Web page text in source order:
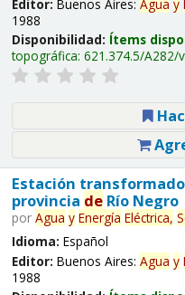
Editor: Buenos Aires: Agua y
1988
Disponibilidad: Ítems
topográfica: 621.374.5/A282/
Estación
provincia deRío Negro
por Agua y Energía Eléctrica,
Idioma: Español
Editor: Buenos Aires: Agua y
1988